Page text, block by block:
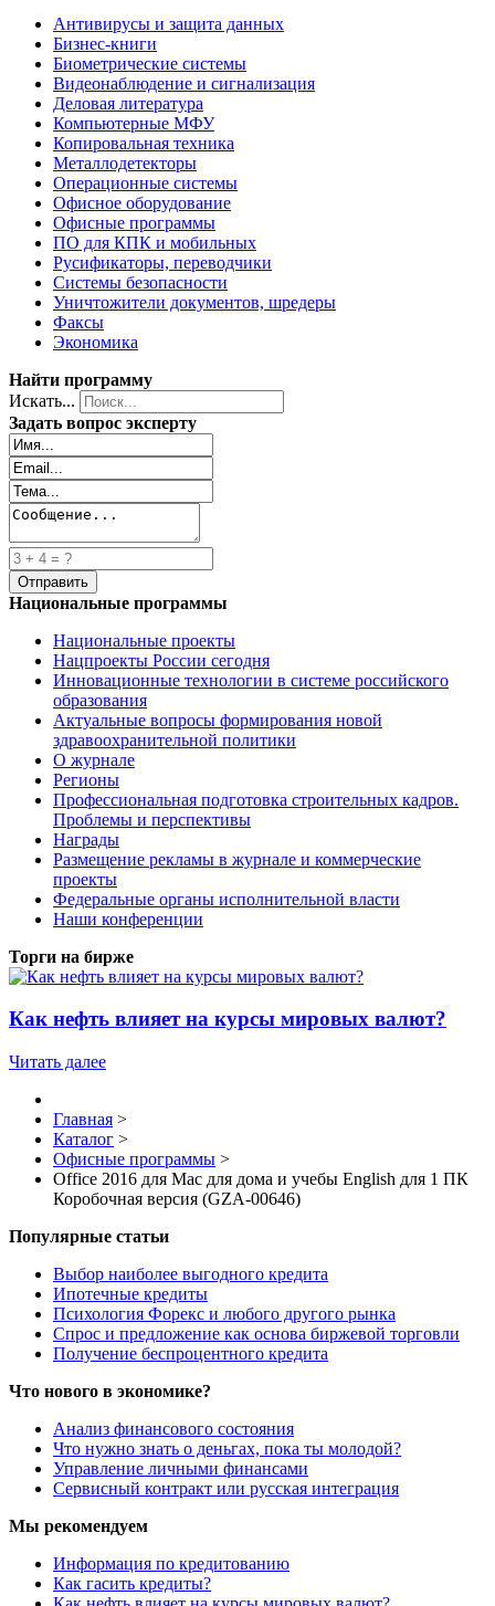
Антивирусы и защита данных
Бизнес-книги
Биометрические системы
Видеонаблюдение и сигнализация
Деловая литература
Компьютерные МФУ
Копировальная техника
Металлодетекторы
Операционные системы
Офисное оборудование
Офисные программы
ПО для КПК и мобильных
Русификаторы, переводчики
Системы безопасности
Уничтожители документов, шредеры
Факсы
Экономика
Найти программу
Искать...
Задать вопрос эксперту
Национальные программы
Национальные проекты
Нацпроекты России сегодня
Инновационные технологии в системе российского
образования
Актуальные вопросы формирования новой
здравоохранительной политики
О журнале
Регионы
Профессиональная подготовка строительных кадров.
Проблемы и перспективы
Награды
Размещение рекламы в журнале и коммерческие
проекты
Федеральные органы исполнительной власти
Наши конференции
Торги на бирже
Как нефть влияет на курсы мировых валют?
Читать далее
Главная >
Каталог >
Офисные программы >
Office 2016 для Mac для дома и учебы English для 1 ПК
Коробочная версия (GZA-00646)
Популярные статьи
Выбор наиболее выгодного кредита
Ипотечные кредиты
Психология Форекс и любого другого рынка
Спрос и предложение как основа биржевой торговли
Получение беспроцентного кредита
Что нового в экономике?
Анализ финансового состояния
Что нужно знать о деньгах, пока ты молодой?
Управление личными финансами
Сервисный контракт или русская интеграция
Мы рекомендуем
Информация по кредитованию
Как гасить кредиты?